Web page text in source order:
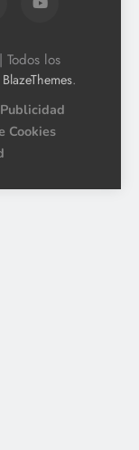
los
BlazeThemes.
Publicidad
Cookies